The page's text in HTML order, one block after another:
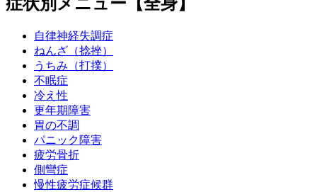
自律神経失調症
ねんざ（捻挫）
うちみ（打撲）
不眠症
冷え性
更年期障害
胃の不調
パニック障害
疲労骨折
側彎症
慢性疲労症候群